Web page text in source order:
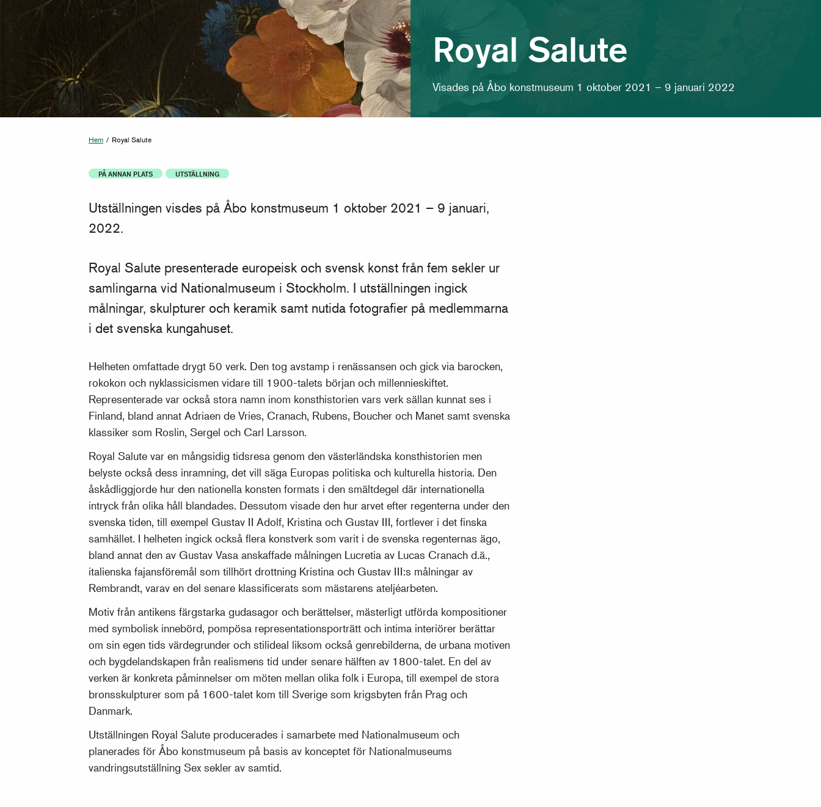
Royal Salute
Visades på Åbo konstmuseum 1 oktober 2021 – 9 januari 2022
Hem / Royal Salute
PÅ ANNAN PLATS UTSTÄLLNING
Utställningen visdes på Åbo konstmuseum 1 oktober 2021 – 9 januari,
2022.
Royal Salute presenterade europeisk och svensk konst från fem sekler ur
samlingarna vid Nationalmuseum i Stockholm. I utställningen ingick
målningar, skulpturer och keramik samt nutida fotografier på medlemmarna
i det svenska kungahuset.
Helheten omfattade drygt 50 verk. Den tog avstamp i renässansen och gick via barocken,
rokokon och nyklassicismen vidare till 1900-talets början och millennieskiftet.
Representerade var också stora namn inom konsthistorien vars verk sällan kunnat ses i
Finland, bland annat Adriaen de Vries, Cranach, Rubens, Boucher och Manet samt svenska
klassiker som Roslin, Sergel och Carl Larsson.
Royal Salute var en mångsidig tidsresa genom den västerländska konsthistorien men
belyste också dess inramning, det vill säga Europas politiska och kulturella historia. Den
åskådliggjorde hur den nationella konsten formats i den smältdegel där internationella
intryck från olika håll blandades. Dessutom visade den hur arvet efter regenterna under den
svenska tiden, till exempel Gustav II Adolf, Kristina och Gustav III, fortlever i det finska
samhället. I helheten ingick också flera konstverk som varit i de svenska regenternas ägo,
bland annat den av Gustav Vasa anskaffade målningen Lucretia av Lucas Cranach d.ä.,
italienska fajansföremål som tillhört drottning Kristina och Gustav III:s målningar av
Rembrandt, varav en del senare klassificerats som mästarens ateljéarbeten.
Motiv från antikens färgstarka gudasagor och berättelser, mästerligt utförda kompositioner
med symbolisk innebörd, pompösa representationsporträtt och intima interiörer berättar
om sin egen tids värdegrunder och stilideal liksom också genrebilderna, de urbana motiven
och bygdelandskapen från realismens tid under senare hälften av 1800-talet. En del av
verken är konkreta påminnelser om möten mellan olika folk i Europa, till exempel de stora
bronsskulpturer som på 1600-talet kom till Sverige som krigsbyten från Prag och
Danmark.
Utställningen Royal Salute producerades i samarbete med Nationalmuseum och
planerades för Åbo konstmuseum på basis av konceptet för Nationalmuseums
vandringsutställning Sex sekler av samtid.